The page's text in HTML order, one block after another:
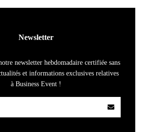
Newsletter
newsletter hebdomadaire certifiée sans
et informations exclusives relatives
à Business Event !